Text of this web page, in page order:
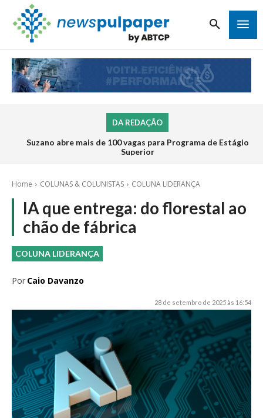
DA REDAÇÃO
Suzano abre mais de 100 vagas para Programa de Estágio
Superior
Inscrições para o Programa de Estágio 2026 da Veracel
abrem na próxima semana
Home COLUNAS & COLUNISTAS COLUNA LIDERANÇA
IA que entrega: do florestal ao
chão de fábrica
COLUNA LIDERANÇA
Por Caio Davanzo
28 de setembro de 2025 às 16:54